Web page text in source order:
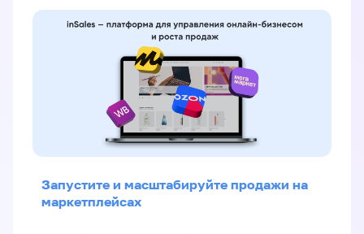
Запустите и масштабируйте продажи на
маркетплейсах